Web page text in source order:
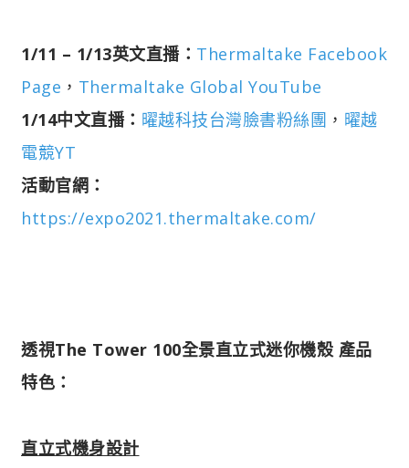
1/11 – 1/13英文直播： Thermaltake Facebook
Page ， Thermaltake Global YouTube
1/14中文直播： 曜越科技台灣臉書粉絲團 ， 曜越
電競YT
活動官網：
https://expo2021.thermaltake.com/
透視The Tower 100全景直立式迷你機殼 產品
特色：
直立式機身設計